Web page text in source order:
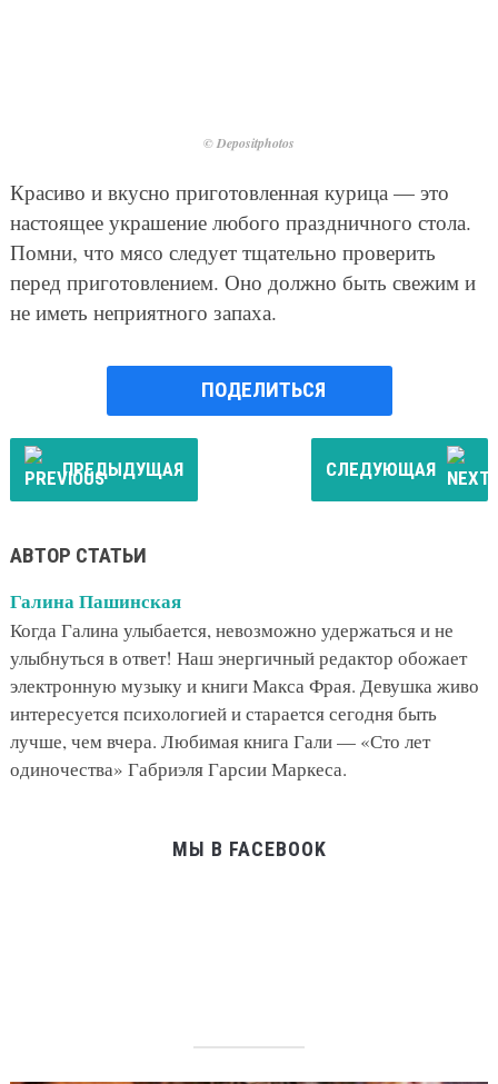
© Depositphotos
Красиво и вкусно приготовленная курица — это
настоящее украшение любого праздничного стола.
Помни, что мясо следует тщательно проверить
перед приготовлением. Оно должно быть свежим и
не иметь неприятного запаха.
ПОДЕЛИТЬСЯ
ПРЕДЫДУЩАЯ СЛЕДУЮЩАЯ
АВТОР СТАТЬИ
Галина Пашинская
Когда Галина улыбается, невозможно удержаться и не
улыбнуться в ответ! Наш энергичный редактор обожает
электронную музыку и книги Макса Фрая. Девушка живо
интересуется психологией и старается сегодня быть
лучше, чем вчера. Любимая книга Гали — «Сто лет
одиночества» Габриэля Гарсии Маркеса.
МЫ В FACEBOOK